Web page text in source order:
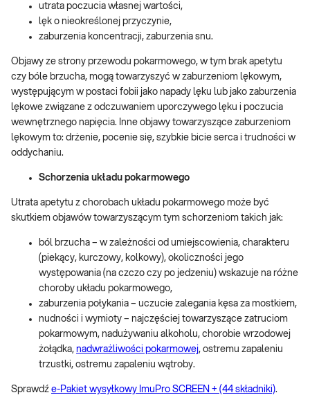
utrata poczucia własnej wartości,
lęk o nieokreślonej przyczynie,
zaburzenia koncentracji, zaburzenia snu.
Objawy ze strony przewodu pokarmowego, w tym brak apetytu
czy bóle brzucha, mogą towarzyszyć w zaburzeniom lękowym,
występującym w postaci fobii jako napady lęku lub jako zaburzenia
lękowe związane z odczuwaniem uporczywego lęku i poczucia
wewnętrznego napięcia. Inne objawy towarzyszące zaburzeniom
lękowym to: drżenie, pocenie się, szybkie bicie serca i trudności w
oddychaniu.
Schorzenia układu pokarmowego
Utrata apetytu z chorobach układu pokarmowego może być
skutkiem objawów towarzyszącym tym schorzeniom takich jak:
ból brzucha – w zależności od umiejscowienia, charakteru
(piekący, kurczowy, kolkowy), okoliczności jego
występowania (na czczo czy po jedzeniu) wskazuje na różne
choroby układu pokarmowego,
zaburzenia połykania – uczucie zalegania kęsa za mostkiem,
nudności i wymioty – najczęściej towarzyszące zatruciom
pokarmowym, nadużywaniu alkoholu, chorobie wrzodowej
żołądka, nadwrażliwości pokarmowej, ostremu zapaleniu
trzustki, ostremu zapaleniu wątroby.
Sprawdź e-Pakiet wysyłkowy ImuPro SCREEN + (44 składniki).